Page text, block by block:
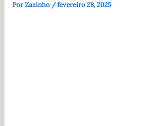
PorZazinho /fevereiro 28, 2025